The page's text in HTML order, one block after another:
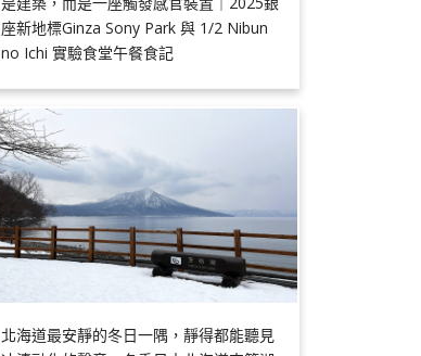
座新地標Ginza Sony Park 與 1/2 Nibun
no Ichi 實驗食堂午餐食記
北海道最安靜的冬日一隅，靜得都能聽見